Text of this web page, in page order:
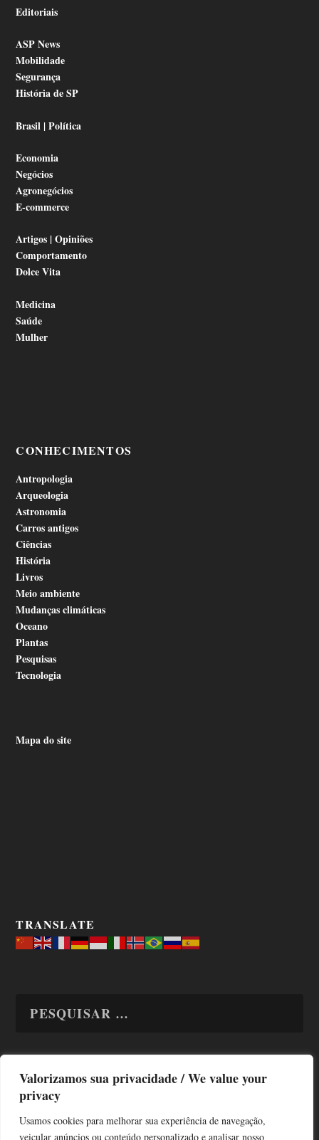
Valorizamos sua privacidade / We value your
privacy
Usamos cookies para melhorar sua experiência de navegação,
veicular anúncios ou conteúdo personalizado e analisar nosso
Editoriais
ASP News
Mobilidade
Segurança
História de SP
Brasil | Política
Economia
Negócios
Agronegócios
E-commerce
Artigos | Opiniões
Comportamento
Dolce Vita
Medicina
Saúde
Mulher
CONHECIMENTOS
Antropologia
Arqueologia
Astronomia
Carros antigos
Ciências
História
Livros
Meio ambiente
Mudanças climáticas
Oceano
Plantas
Pesquisas
Tecnologia
Mapa do site
TRANSLATE
TODAS OS ASSUNTOS